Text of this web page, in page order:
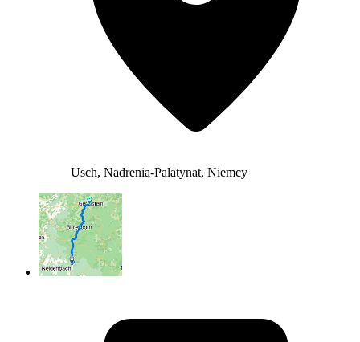
Usch, Nadrenia-Palatynat, Niemcy